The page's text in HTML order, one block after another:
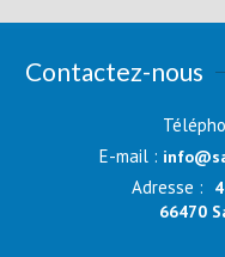
Contactez-nous
E-mail :
Adresse :
66470